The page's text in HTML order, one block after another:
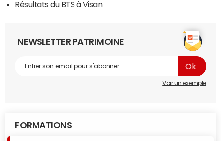
Résultats du BTS à Visan
NEWSLETTER PATRIMOINE
Voir un exemple
FORMATIONS